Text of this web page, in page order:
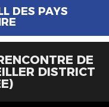
DES PAYS
DE
DISTRICT